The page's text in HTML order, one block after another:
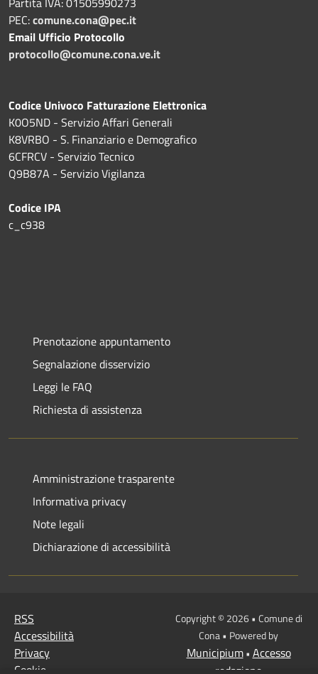
PEC:comune.cona@pec.it
Email Ufficio Protocollo
protocollo@comune.cona.ve.it
Codice Univoco Fatturazione Elettronica
K0O5ND - Servizio Affari Generali
K8VRBO - S. Finanziario e Demografico
6CFRCV - Servizio Tecnico
Q9B87A - Servizio Vigilanza
Codice IPA
c_c938
Prenotazione appuntamento
Segnalazione disservizio
Leggi le FAQ
Richiesta di assistenza
Amministrazione trasparente
Informativa privacy
Note legali
Dichiarazione di accessibilità
RSS
Accessibilità
Privacy
Cookie
Copyright © 2026 • Comune di
Cona • Powered by
Municipium• Accesso
redazione